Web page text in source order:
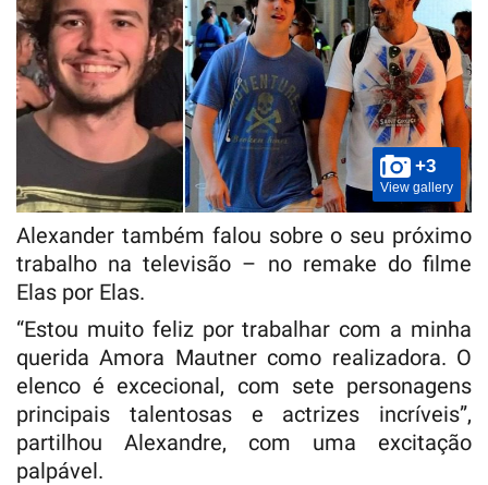
+3
View gallery
Alexander também falou sobre o seu próximo
trabalho na televisão – no remake do filme
Elas por Elas.
“Estou muito feliz por trabalhar com a minha
querida Amora Mautner como realizadora. O
elenco é excecional, com sete personagens
principais talentosas e actrizes incríveis”,
partilhou Alexandre, com uma excitação
palpável.